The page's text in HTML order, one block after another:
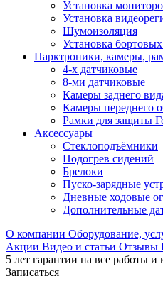
Установка
Установка
Шумоизоляция
Установка
Парктроники, камеры,
4-х датчиковые
8-ми датчиковые
Камеры заднего
Камеры переднего
Рамки для защиты
Аксессуары
Стеклоподъёмники
Подогрев сидений
Брелоки
Пуско-зарядные
Дневные ходовые
Дополнительные
О компании Оборудование,
Акции Видео и статьи Отзывы
5 лет гарантии на все работы
Записаться